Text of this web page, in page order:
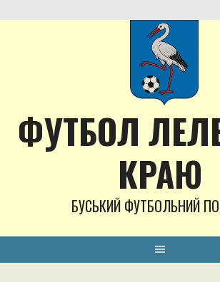
to
ФУТБОЛ
КРАЮ
БУСЬКИЙ ФУТБОЛЬНИЙ